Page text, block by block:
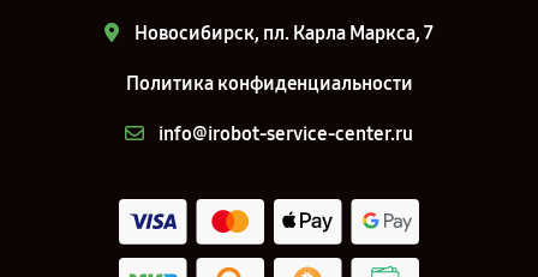
Новосибирск, пл. Карла Маркса, 7
Политика конфиденциальности
info@irobot-service-center.ru